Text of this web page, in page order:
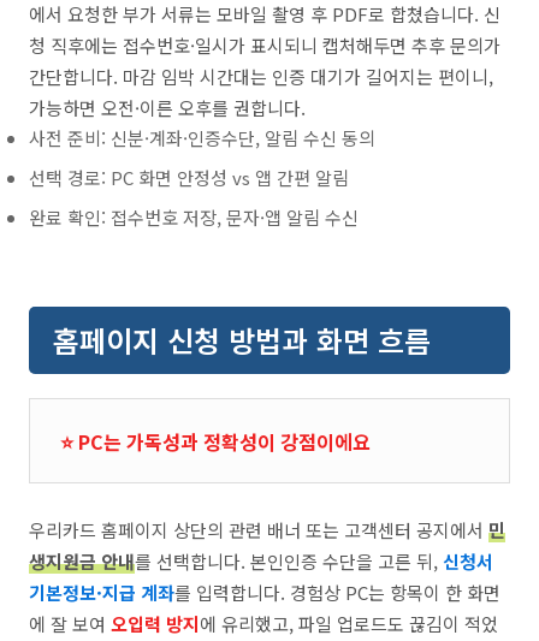
에서 요청한 부가 서류는 모바일 촬영 후 PDF로 합쳤습니다. 신
청 직후에는 접수번호·일시가 표시되니 캡처해두면 추후 문의가
간단합니다. 마감 임박 시간대는 인증 대기가 길어지는 편이니,
가능하면 오전·이른 오후를 권합니다.
사전 준비: 신분·계좌·인증수단, 알림 수신 동의
선택 경로: PC 화면 안정성 vs 앱 간편 알림
완료 확인: 접수번호 저장, 문자·앱 알림 수신
홈페이지 신청 방법과 화면 흐름
⭐ PC는 가독성과 정확성이 강점이에요
우리카드 홈페이지 상단의 관련 배너 또는 고객센터 공지에서 민
생지원금 안내를 선택합니다. 본인인증 수단을 고른 뒤, 신청서
기본정보·지급 계좌를 입력합니다. 경험상 PC는 항목이 한 화면
에 잘 보여 오입력 방지에 유리했고, 파일 업로드도 끊김이 적었